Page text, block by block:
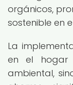
orgánicos,
sostenible en
La
en el hogar
ambiental,